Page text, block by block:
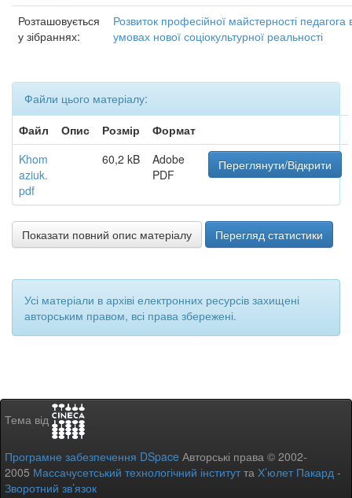
Розташовується
у зібраннях:
Розвиток професійної майстерності педагога
умовах нової соціокультурної реальності
Файли цього матеріалу:
Файл
Опис Розмір
Формат
Khom
aziuk.
pdf
60,2 kB
Adobe
PDF
Переглянути/Відкрити
Показати повний опис матеріалу Перегляд статистики
Усі матеріали в архіві електронних ресурсів захищені
авторським правом, всі права збережені.
Тема від
Програмне забезпечення DSpace Авторські права © 2002-
2005 Массачусетський технологічний інститутта Х’юлет Пакард -
Зворотний зв’язок